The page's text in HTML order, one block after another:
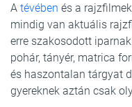
A tévében és a
mindig van aktuális
erre szakosodott
pohár, tányér, matrica
és haszontalan tárgyat
gyereknek aztán csak